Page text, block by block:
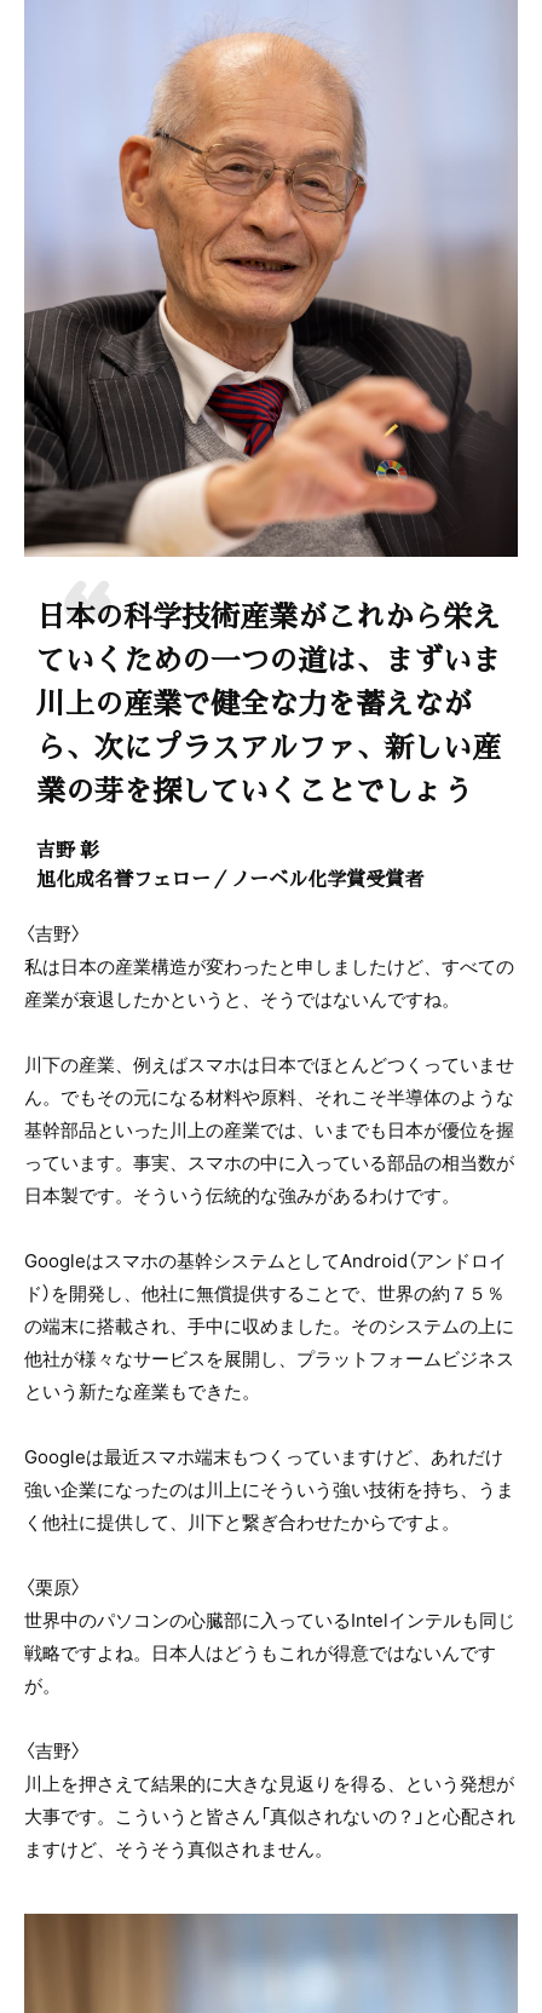
日本の科学技術産業がこれから栄え
ていくための一つの道は、まずいま
川上の産業で健全な力を蓄えなが
ら、次にプラスアルファ、新しい産
業の芽を探していくことでしょう
吉野 彰
旭化成名誉フェロー／ノーベル化学賞受賞者
〈吉野〉
私は日本の産業構造が変わったと申しましたけど、すべての
産業が衰退したかというと、そうではないんですね。
川下の産業、例えばスマホは日本でほとんどつくっていませ
ん。でもその元になる材料や原料、それこそ半導体のような
基幹部品といった川上の産業では、いまでも日本が優位を握
っています。事実、スマホの中に入っている部品の相当数が
日本製です。そういう伝統的な強みがあるわけです。
Googleはスマホの基幹システムとしてAndroid（アンドロイ
ド）を開発し、他社に無償提供することで、世界の約７５％
の端末に搭載され、手中に収めました。そのシステムの上に
他社が様々なサービスを展開し、プラットフォームビジネス
という新たな産業もできた。
Googleは最近スマホ端末もつくっていますけど、あれだけ
強い企業になったのは川上にそういう強い技術を持ち、うま
く他社に提供して、川下と繋ぎ合わせたからですよ。
〈栗原〉
世界中のパソコンの心臓部に入っているIntelインテルも同じ
戦略ですよね。日本人はどうもこれが得意ではないんです
が。
〈吉野〉
川上を押さえて結果的に大きな見返りを得る、という発想が
大事です。こういうと皆さん「真似されないの？」と心配され
ますけど、そうそう真似されません。